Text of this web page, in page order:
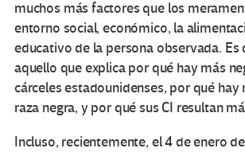
muchos más factores que los
entorno social, económico, la
educativo de la persona observada. Es
aquello que explica por qué hay más
cárceles estadounidenses, por qué hay
raza negra, y por qué sus CI resultan
Incluso, recientemente, el 4 de enero